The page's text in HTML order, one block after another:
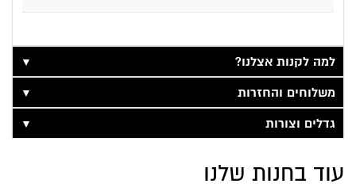
למה לקנות אצלנו?
▼
משלוחים והחזרות
▼
גדלים וצורות
▼
עוד בחנות שלנו